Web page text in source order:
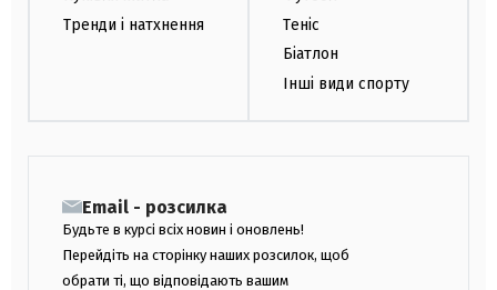
Тренди і натхнення
Теніс
Біатлон
Інші види спорту
Email - розсилка
Будьте в курсі всіх новин і оновлень!
Перейдіть на сторінку наших розсилок, щоб
обрати ті, що відповідають вашим